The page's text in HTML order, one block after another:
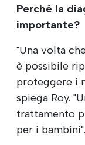
Perché la
importante?
"Una volta
è possibile
proteggere i
spiega Roy.
trattamento
per i bambini".